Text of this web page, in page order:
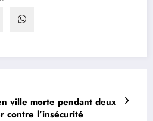
ville morte pendant deux
contre l’insécurité